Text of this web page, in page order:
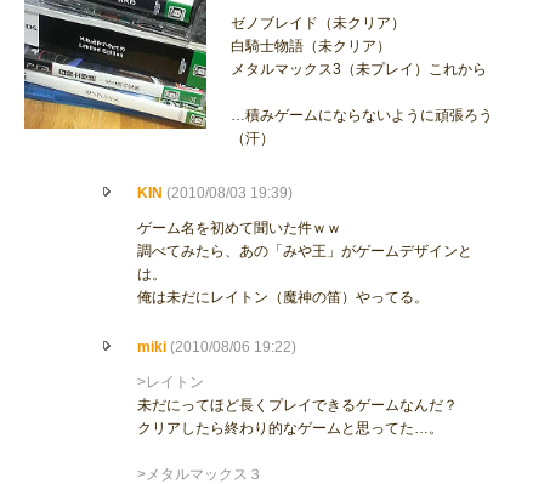
ゼノブレイド（未クリア）
白騎士物語（未クリア）
メタルマックス3（未プレイ）これから
…積みゲームにならないように頑張ろう
（汗）
KIN (2010/08/03 19:39)
ゲーム名を初めて聞いた件ｗｗ
調べてみたら、あの「みや王」がゲームデザインと
は。
俺は未だにレイトン（魔神の笛）やってる。
miki (2010/08/06 19:22)
>レイトン
未だにってほど長くプレイできるゲームなんだ？
クリアしたら終わり的なゲームと思ってた…。
>メタルマックス３